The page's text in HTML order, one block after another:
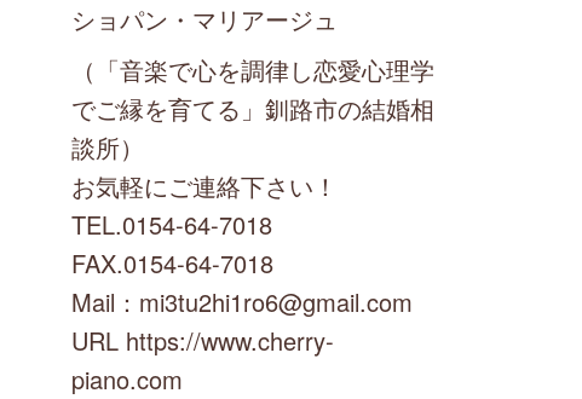
ショパン・マリアージュ
（「音楽で心を調律し恋愛心理学
でご縁を育てる」釧路市の結婚相
談所）
お気軽にご連絡下さい！
TEL.0154-64-7018
FAX.0154-64-7018
Mail：mi3tu2hi1ro6@gmail.com
URL https://www.cherry-
piano.com